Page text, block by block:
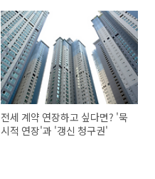
전세 계약 연장하고 싶다면? '묵
시적 연장'과 '갱신 청구권'